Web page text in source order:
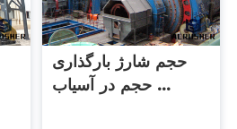
حجم شارژ بارگذاری
حجم در آسیاب ...